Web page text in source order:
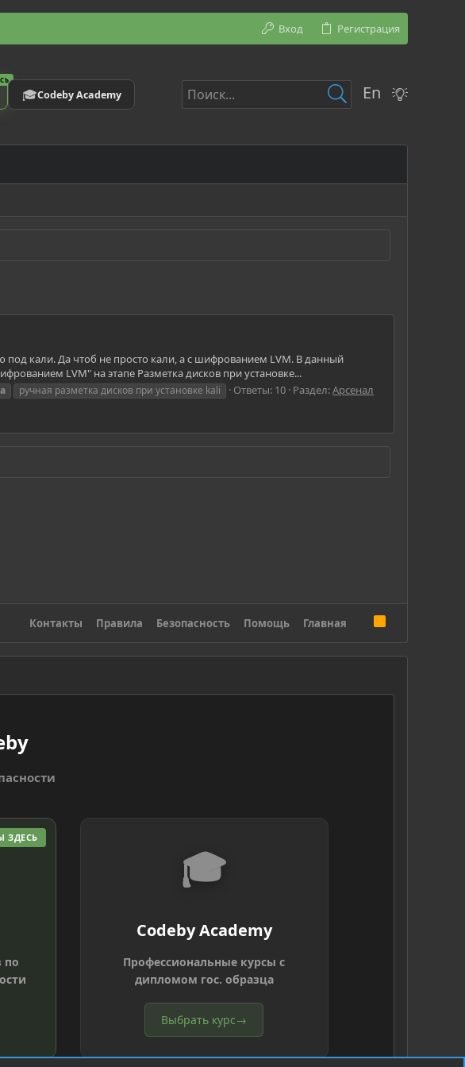
Вход Регистрация
🎓Codeby Academy En
под кали. Да чтоб не просто кали, а с шифрованием LVM. В данный
LVM" на этапе Разметка дисков при установке...
ручная разметка дисков при установке kali Ответы: 10 Раздел:Арсенал
Контакты Правила Безопасность Помощь Главная
S
ЗДЕСЬ
по
🎓
Codeby Academy
Профессиональные курсы с
дипломом гос. образца
Выбрать курс→